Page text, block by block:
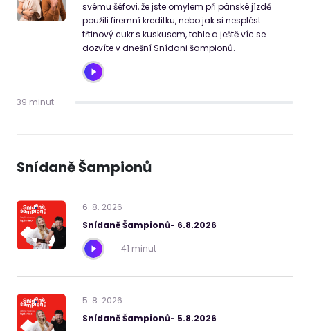
svému šéfovi, že jste omylem při pánské jízdě
použili firemní kreditku, nebo jak si nesplést
třtinový cukr s kuskusem, tohle a ještě víc se
dozvíte v dnešní Snídani šampionů.
39 minut
Snídaně Šampionů
6. 8. 2026
Snídaně Šampionů- 6.8.2026
41 minut
5. 8. 2026
Snídaně Šampionů- 5.8.2026